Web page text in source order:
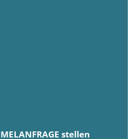
stellen